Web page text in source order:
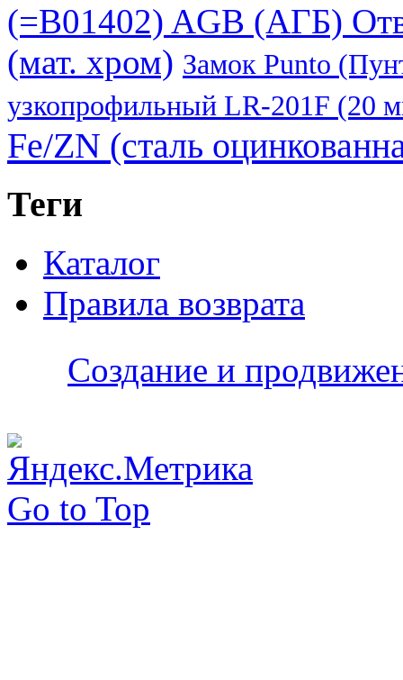
(=B01402) AGB (АГБ)
(мат. хром) Замок Punto
узкопрофильный LR-201F (20
Fe/ZN (сталь
Теги
Каталог
Правила возврата
Создание и
Go to Top